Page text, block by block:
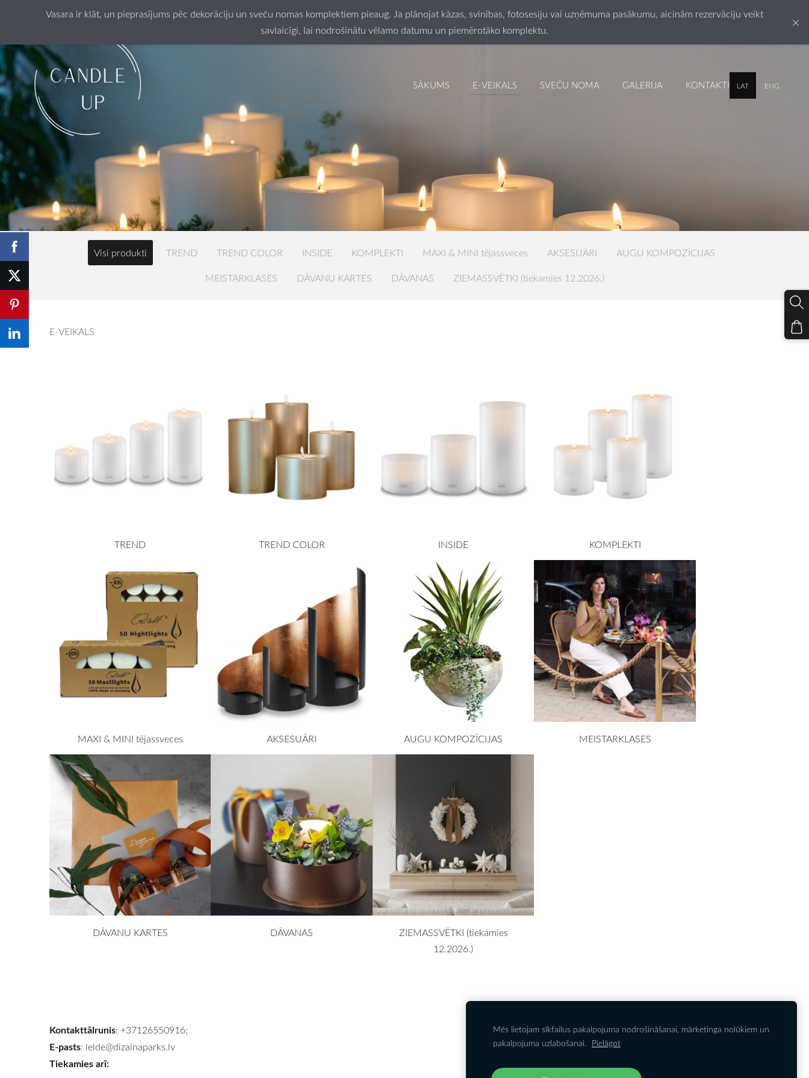
Vasara ir klāt, un pieprasījums pēc dekorāciju un sveču nomas komplektiem pieaug. Ja plānojat kāzas, svinības, fotosesiju vai uzņēmuma pasākumu, aicinām rezervāciju veikt
savlaicīgi, lai nodrošinātu vēlamo datumu un piemērotāko komplektu.
×
SĀKUMS E-VEIKALS SVEČU NOMA GALERIJA KONTAKTI LAT ENG
Visi produkti TREND TREND COLOR INSIDE KOMPLEKTI MAXI & MINI tējassveces AKSESUĀRI
AUGU KOMPOZĪCIJAS
MEISTARKLASES
DĀVANU KARTES DĀVANAS ZIEMASSVĒTKI (tiekamies 12.2026.)
E-VEIKALS
TREND TREND COLOR INSIDE KOMPLEKTI
MAXI & MINI tējassveces AKSESUĀRI AUGU KOMPOZĪCIJAS MEISTARKLASES
DĀVANU KARTES DĀVANAS
ZIEMASSVĒTKI (tiekamies
12.2026.)
Kontakti PIETEIKTIES JAUNUMIEM Noteikumi Sīkdatnes
Kontakttālrunis: +37126550916;
E-pasts: lelde@dizainaparks.lv
Tiekamies arī:
Mēs lietojam sīkfailus pakalpojuma nodrošināšanai, mārketinga nolūkiem un
pakalpojuma uzlabošanai. Pielāgot